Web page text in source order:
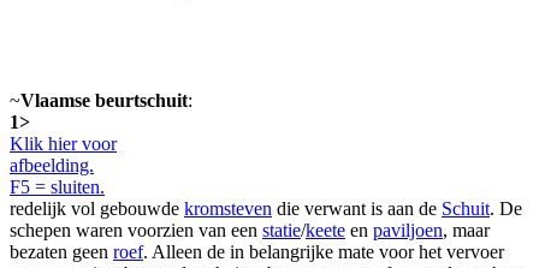
~Vlaamse beurtschuit:
1>
Klik hier voor
afbeelding.
F5 = sluiten.
redelijk vol gebouwde kromsteven die verwant is aan de Schuit. De
schepen waren voorzien van een statie/keete en paviljoen, maar
bezaten geen roef. Alleen de in belangrijke mate voor het vervoer